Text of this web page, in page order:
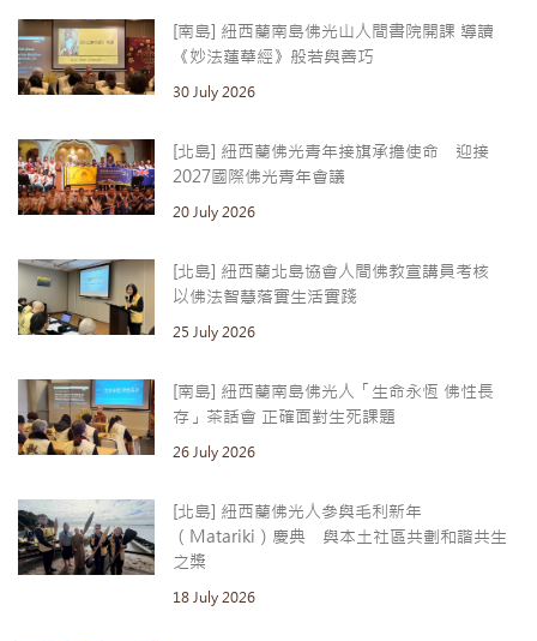
[南島] 紐西蘭南島佛光山人間書院開課 導讀
《妙法蓮華經》般若與善巧
30 July 2026
[北島] 紐西蘭佛光青年接旗承擔使命 迎接
2027國際佛光青年會議
20 July 2026
[北島] 紐西蘭北島協會人間佛教宣講員考核
以佛法智慧落實生活實踐
25 July 2026
[南島] 紐西蘭南島佛光人「生命永恆 佛性長
存」茶話會 正確面對生死課題
26 July 2026
[北島] 紐西蘭佛光人參與毛利新年
（Matariki）慶典 與本土社區共劃和諧共生
之槳
18 July 2026